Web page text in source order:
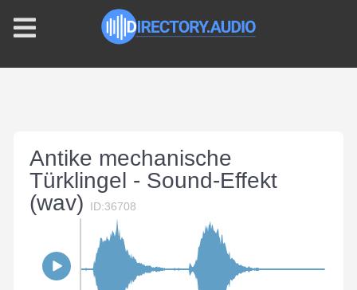
Antike mechanische
Türklingel - Sound-Effekt
(wav)
ID:36708